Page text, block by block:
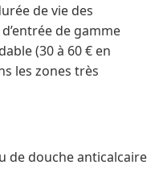
de vie des
de gamme
(30 à 60 € en
les zones très
de douche anticalcaire